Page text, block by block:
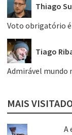
Thiago
Voto obrigatório
Tiago
Admirável mundo
MAIS
A